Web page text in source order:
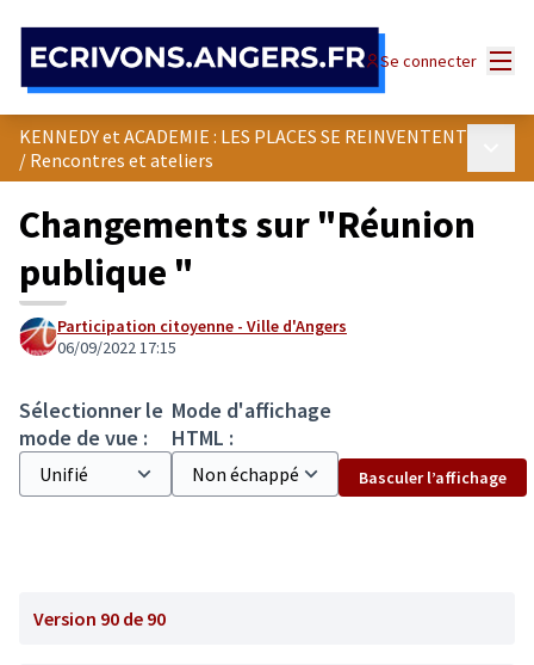
Se connecter
KENNEDY et ACADEMIE : LES PLACES SE REINVENTENT
/ Rencontres et ateliers
Changements sur "Réunion
publique "
Participation citoyenne - Ville d'Angers
06/09/2022 17:15
Sélectionner le
mode de vue :
Mode d'affichage
HTML :
Basculer l’affichage
Version 90 de 90